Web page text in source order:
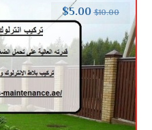
$10.00
$5.00